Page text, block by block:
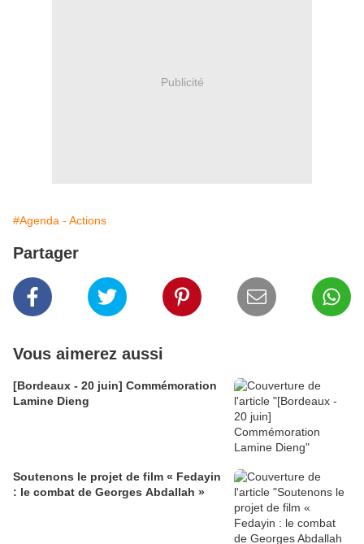
Publicité
#Agenda - Actions
Partager
Vous aimerez aussi
[Bordeaux - 20 juin] Commémoration
Lamine Dieng
Soutenons le projet de film « Fedayin
: le combat de Georges Abdallah »